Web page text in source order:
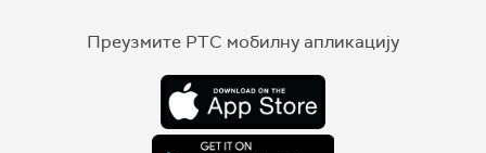
Преузмите РТС мобилну апликацију